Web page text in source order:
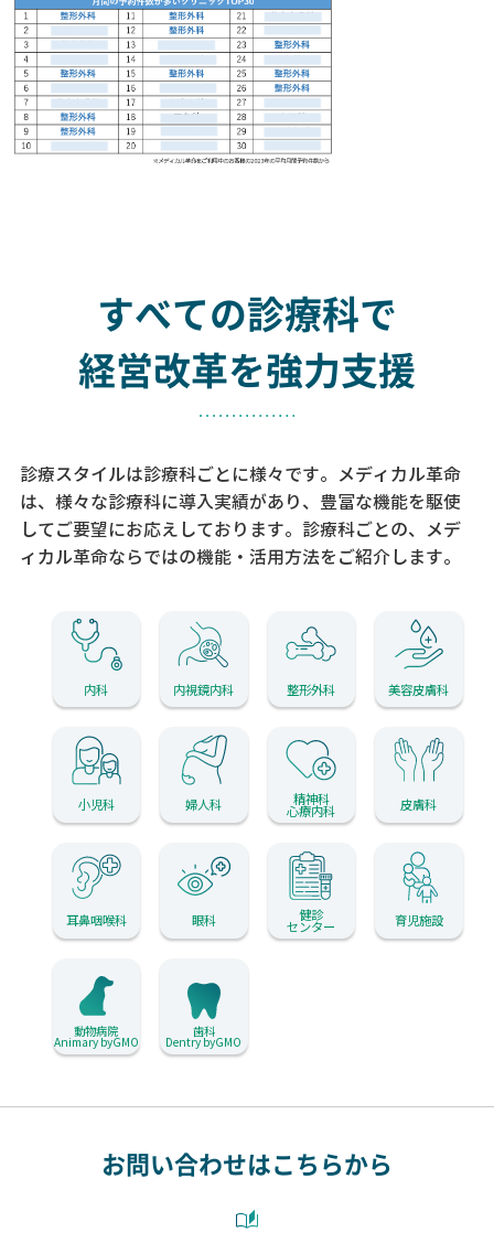
すべての診療科で
経営改革を強力支援
診療スタイルは診療科ごとに様々です。メディカル革命
は、様々な診療科に導入実績があり、 豊富な機能を駆使
してご要望にお応えしております。 診療科ごとの、メデ
ィカル革命ならではの機能・活用方法をご紹介します。
内科 内視鏡内科 整形外科 美容皮膚科
小児科 婦人科 精神科
心療内科 皮膚科
耳鼻咽喉科 眼科 健診
センター 育児施設
動物病院
Animary byGMO
歯科
Dentry byGMO
お問い合わせはこちらから